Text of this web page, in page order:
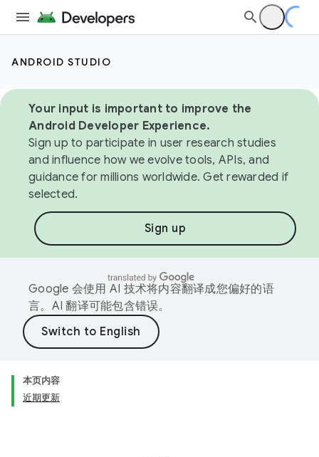
ANDROID STUDIO
Your input is important to improve the
Android Developer Experience.
Sign up to participate in user research studies
and influence how we evolve tools, APIs, and
guidance for millions worldwide. Get rewarded if
selected.
Sign up
Google 会使用 AI 技术将内容翻译成您偏好的语
言。AI 翻译可能包含错误。
本页内容
近期更新